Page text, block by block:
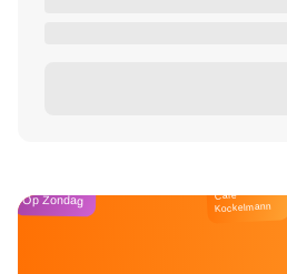
Op Zondag Café
Kockelmann